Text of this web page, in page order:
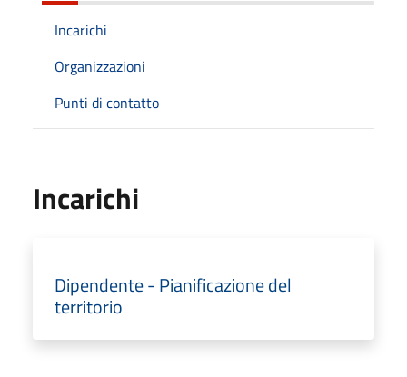
Incarichi
Organizzazioni
Punti di contatto
Incarichi
Dipendente - Pianificazione del
territorio